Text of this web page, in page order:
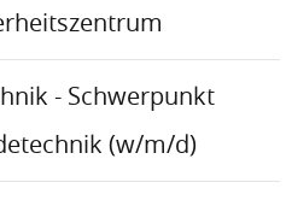
- Schwerpunkt
(w/m/d)